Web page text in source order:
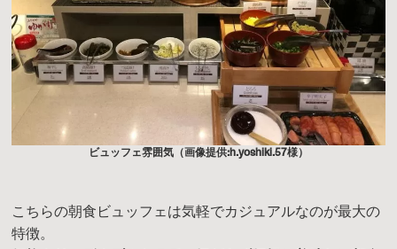
ビュッフェ雰囲気（画像提供:h.yoshiki.57様）
こちらの朝食ビュッフェは気軽でカジュアルなのが最大の
特徴。